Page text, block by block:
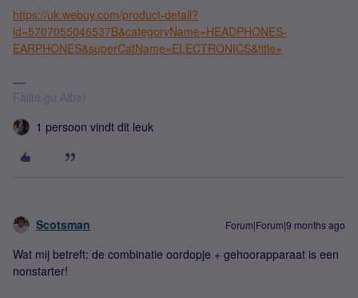
https://uk.webuy.com/product-detail?
id=5707055046537B&categoryName=HEADPHONES-
EARPHONES&superCatName=ELECTRONICS&title=
Fàilte gu Alba!
1 persoon vindt dit leuk
Scotsman Forum|Forum|9 months ago
Wat mij betreft: de combinatie oordopje + gehoorapparaat is een
nonstarter!